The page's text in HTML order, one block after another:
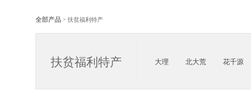
全部产品 > 扶贫福利特产
扶贫福利特产 大理 北大荒 花千源